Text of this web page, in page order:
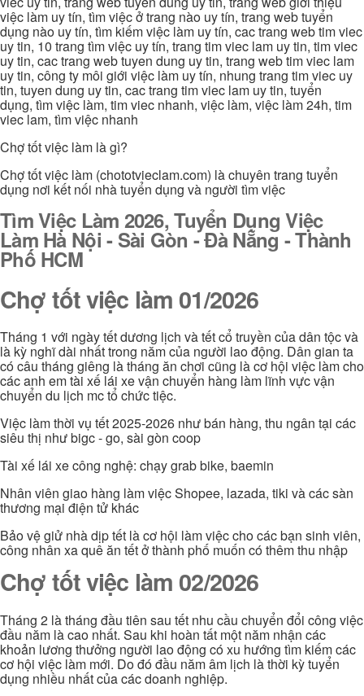
việc làm uy tín, tìm việc ở trang nào uy tín, trang web tuyển
dụng nào uy tín, tìm kiếm việc làm uy tín, cac trang web tim viec
uy tin, 10 trang tìm việc uy tín, trang tim viec lam uy tin, tim viec
uy tin, cac trang web tuyen dung uy tin, trang web tim viec lam
uy tin, công ty môi giới việc làm uy tín, nhung trang tim viec uy
tin, tuyen dung uy tin, cac trang tim viec lam uy tin, tuyển
dụng, tìm việc làm, tim viec nhanh, việc làm, việc làm 24h, tim
viec lam, tìm việc nhanh
Chợ tốt việc làm là gì?
Chợ tốt việc làm (chototvieclam.com) là chuyên trang tuyển
dụng nơi kết nối nhà tuyển dụng và người tìm việc
Tìm Việc Làm 2026, Tuyển Dụng Việc
Làm Hà Nội - Sài Gòn - Đà Nẵng - Thành
Phố HCM
Chợ tốt việc làm 01/2026
Tháng 1 với ngày tết dương lịch và tết cổ truyền của dân tộc và
là kỳ nghĩ dài nhất trong năm của người lao động. Dân gian ta
có câu tháng giêng là tháng ăn chơi cũng là cơ hội việc làm cho
các anh em tài xế lái xe vận chuyển hàng làm lĩnh vực vận
chuyển du lịch mc tổ chức tiệc.
Việc làm thời vụ tết 2025-2026 như bán hàng, thu ngân tại các
siêu thị như bigc - go, sài gòn coop
Tài xế lái xe công nghệ: chạy grab bike, baemin
Nhân viên giao hàng làm việc Shopee, lazada, tiki và các sàn
thương mại điện tử khác
Bảo vệ giử nhà dịp tết là cơ hội làm việc cho các bạn sinh viên,
công nhân xa quê ăn tết ở thành phố muốn có thêm thu nhập
Chợ tốt việc làm 02/2026
Tháng 2 là tháng đầu tiên sau tết nhu cầu chuyển đổi công việc
đầu năm là cao nhất. Sau khi hoàn tất một năm nhận các
khoản lương thưởng người lao động có xu hướng tìm kiếm các
cơ hội việc làm mới. Do đó đầu năm âm lịch là thời kỳ tuyển
dụng nhiều nhất của các doanh nghiệp.